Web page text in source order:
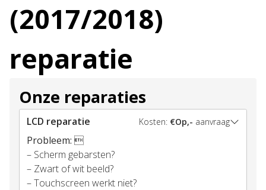
(2017/2018)
reparatie
Onze reparaties
LCD reparatie Kosten: €Op,- aanvraag
Probleem: 
– Scherm gebarsten?
– Zwart of wit beeld?
– Touchscreen werkt niet?